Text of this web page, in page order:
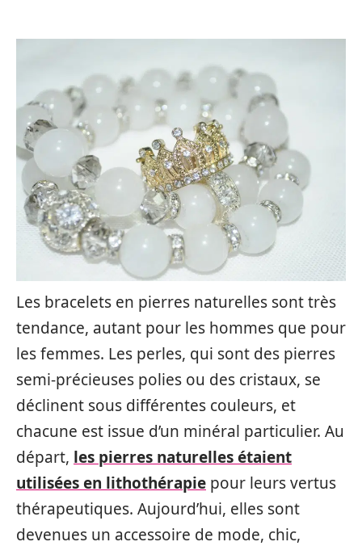
Les bracelets en pierres naturelles sont très
tendance, autant pour les hommes que pour
les femmes. Les perles, qui sont des pierres
semi-précieuses polies ou des cristaux, se
déclinent sous différentes couleurs, et
chacune est issue d’un minéral particulier. Au
départ, les pierres naturelles étaient
utilisées en lithothérapie pour leurs vertus
thérapeutiques. Aujourd’hui, elles sont
devenues un accessoire de mode, chic,